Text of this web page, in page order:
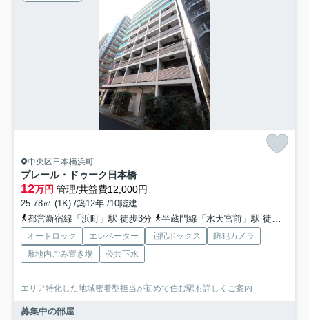
中央区日本橋浜町
プレール・ドゥーク日本橋
12万円 管理/共益費12,000円
25.78㎡ (1K) /築12年 /10階建
都営新宿線「浜町」駅 徒歩3分
半蔵門線「水天宮前」駅 徒歩6分
オートロック エレベーター 宅配ボックス
防犯カメラ
敷地内ごみ置き場
公共下水
エリア特化した地域密着型担当が初めて住む駅も詳しくご案内
募集中の部屋